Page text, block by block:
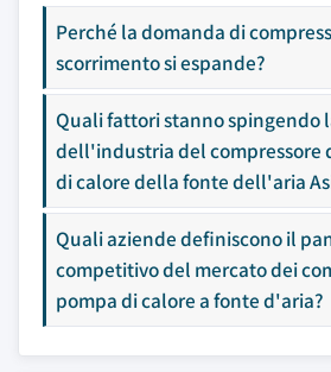
Perché la domanda di
scorrimento si espande?
Quali fattori stanno spingendo
dell'industria del compressore
di calore della fonte dell'aria
Quali aziende definiscono il
competitivo del mercato dei
pompa di calore a fonte d'aria?